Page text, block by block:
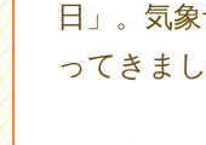
日」。気
ってきまし